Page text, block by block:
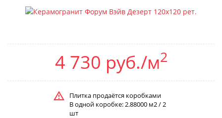
4 730 руб./м2
Плитка продаётся коробками
В одной коробке: 2.88000 м2 / 2
шт